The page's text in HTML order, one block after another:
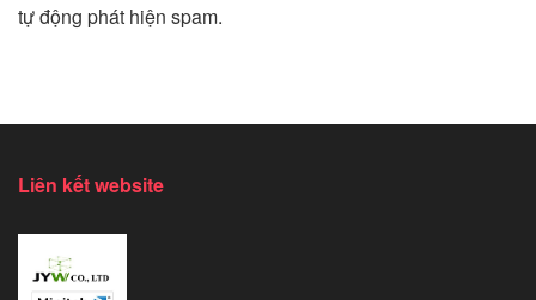
tự động phát hiện spam.
Liên kết website